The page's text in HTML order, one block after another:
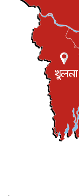
জাতীয়
জুলাই
জাতীয়
জনগণ
মাহম...
জাতীয়
হরমুজ